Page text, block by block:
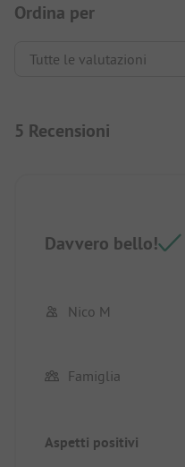
Ordina per
5 Recensioni
Davvero bello!
Nico M
Famiglia
Aspetti positivi